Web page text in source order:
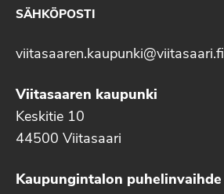
SÄHKÖPOSTI
viitasaaren.kaupunki@viitasaari.fi
Viitasaaren kaupunki
Keskitie 10
44500 Viitasaari
Kaupungintalon puhelinvaihde